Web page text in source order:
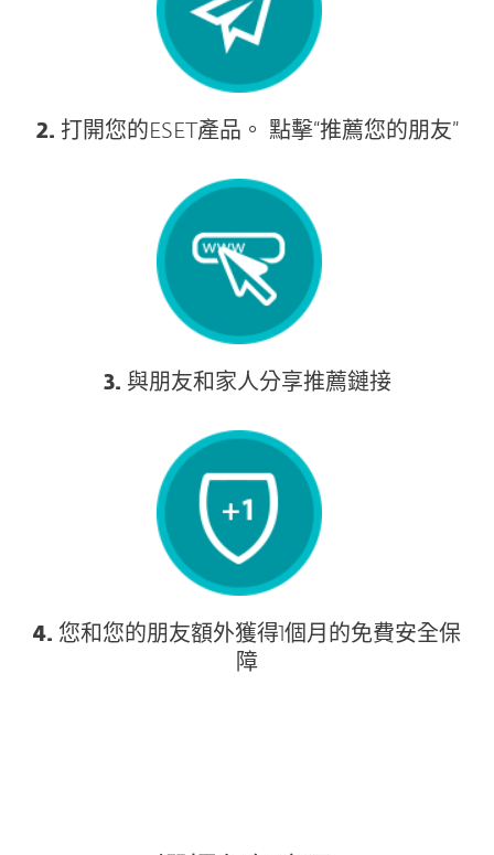
2. 打開您的ESET產品。 點擊“推薦您的朋友”
3. 與朋友和家人分享推薦鏈接
4. 您和您的朋友額外獲得1個月的免費安全保
障